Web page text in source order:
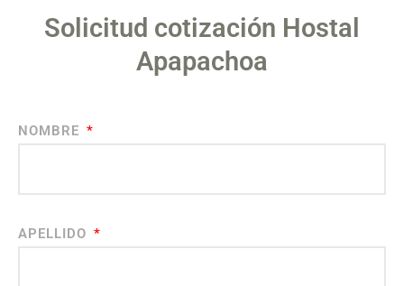
Solicitud cotización Hostal
Apapachoa
NOMBRE
APELLIDO